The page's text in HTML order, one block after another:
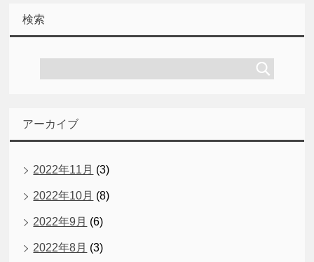
検索
アーカイブ
2022年11月 (3)
2022年10月 (8)
2022年9月 (6)
2022年8月 (3)